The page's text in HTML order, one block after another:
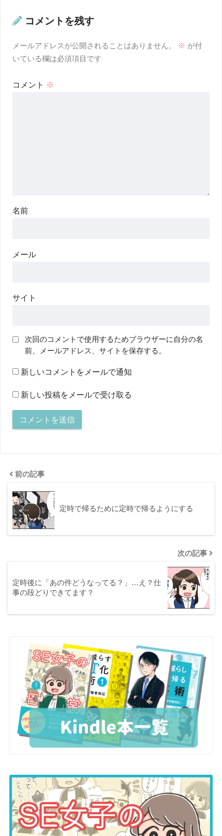
コメントを残す
メールアドレスが公開されることはありません。 ※ が付
いている欄は必須項目です
コメント ※
名前
メール
サイト
次回のコメントで使用するためブラウザーに自分の名
前、メールアドレス、サイトを保存する。
新しいコメントをメールで通知
新しい投稿をメールで受け取る
前の記事
定時で帰るために定時で帰るようにする
次の記事
定時後に「あの件どうなってる？」…え？仕
事の段どりできてます？